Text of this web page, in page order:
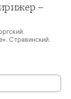
–
Стравинский.